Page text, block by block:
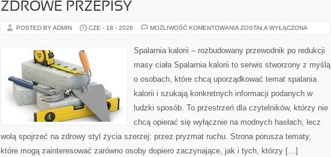
ZDROWE PRZEPISY
POSTED BY ADMIN CZE - 18 - 2026 MOŻLIWOŚĆ KOMENTOWANIA ZDROWE
ZOSTAŁA WYŁĄCZONA
Spalarnia kalorii – rozbudowany przewodnik po redukcji
masy ciała Spalarnia kalorii to serwis stworzony z myślą
o osobach, które chcą uporządkować temat spalania
kalorii i szukają konkretnych informacji podanych w
ludzki sposób. To przestrzeń dla czytelników, którzy nie
chcą opierać się wyłącznie na modnych hasłach, lecz
wolą spojrzeć na zdrowy styl życia szerzej: przez pryzmat ruchu. Strona porusza tematy,
które mogą zainteresować zarówno osoby dopiero zaczynające, jak i tych, którzy […]